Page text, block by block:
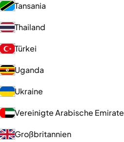
Tansania
Thailand
Türkei
Uganda
Ukraine
Vereinigte Arabische Emirate
Großbritannien